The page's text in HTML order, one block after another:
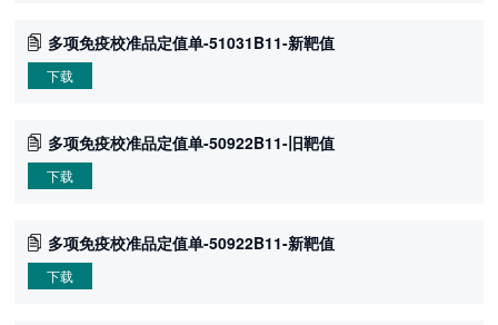
多项免疫校准品定值单-51031B11-新靶值
下载
多项免疫校准品定值单-50922B11-旧靶值
下载
多项免疫校准品定值单-50922B11-新靶值
下载